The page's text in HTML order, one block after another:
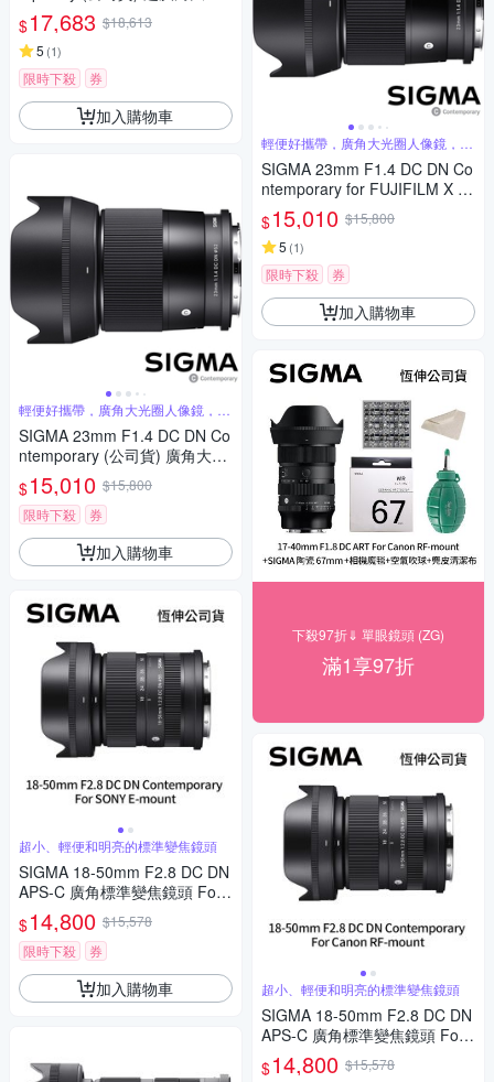
圈定焦鏡 星空鏡 APS-C 無反微
單眼專用鏡頭
$17,683 $18,613
5 (1)
限時下殺 券
加入購物車
輕便好攜帶，廣角大光圈人像鏡，美
麗淺景深
SIGMA 23mm F1.4 DC DN Co
ntemporary (公司貨) 廣角大光
圈定焦鏡 人像鏡 APS-C 無反微
單眼專用鏡頭
$15,010 $15,800
限時下殺
券
加入購物車
超小、輕便和明亮的標準變焦鏡頭
SIGMA 18-50mm F2.8 DC DN
APS-C 廣角標準變焦鏡頭 For
SONY E-mount (公司貨)
$14,800 $15,578
限時下殺
券
加入購物車
輕便好攜帶，廣角大光圈人像鏡，美
麗淺景深
SIGMA 23mm F1.4 DC DN Co
ntemporary for FUJIFILM X 富
士接環 (公司貨) 廣角大光圈定
焦鏡 人像鏡 APS-C 無反微單眼
專用鏡頭
$15,010 $15,800
5 (1)
限時下殺 券
加入購物車
下殺97折⇓ 單眼鏡頭 (ZG)
滿1享97折
超小、輕便和明亮的標準變焦鏡頭
SIGMA 18-50mm F2.8 DC DN
APS-C 廣角標準變焦鏡頭 For
Canon RF-mount (公司貨)
$14,800 $15,578